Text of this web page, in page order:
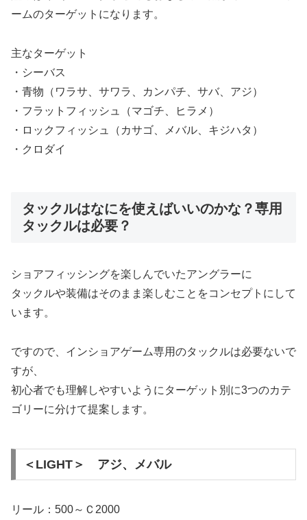
ームのターゲットになります。
主なターゲット
・シーバス
・青物（ワラサ、サワラ、カンパチ、サバ、アジ）
・フラットフィッシュ（マゴチ、ヒラメ）
・ロックフィッシュ（カサゴ、メバル、キジハタ）
・クロダイ
タックルはなにを使えばいいのかな？専用
タックルは必要？
ショアフィッシングを楽しんでいたアングラーに
タックルや装備はそのまま楽しむことをコンセプトにして
います。
ですので、インショアゲーム専用のタックルは必要ないで
すが、
初心者でも理解しやすいようにターゲット別に3つのカテ
ゴリーに分けて提案します。
＜LIGHT＞ アジ、メバル
リール：500～Ｃ2000